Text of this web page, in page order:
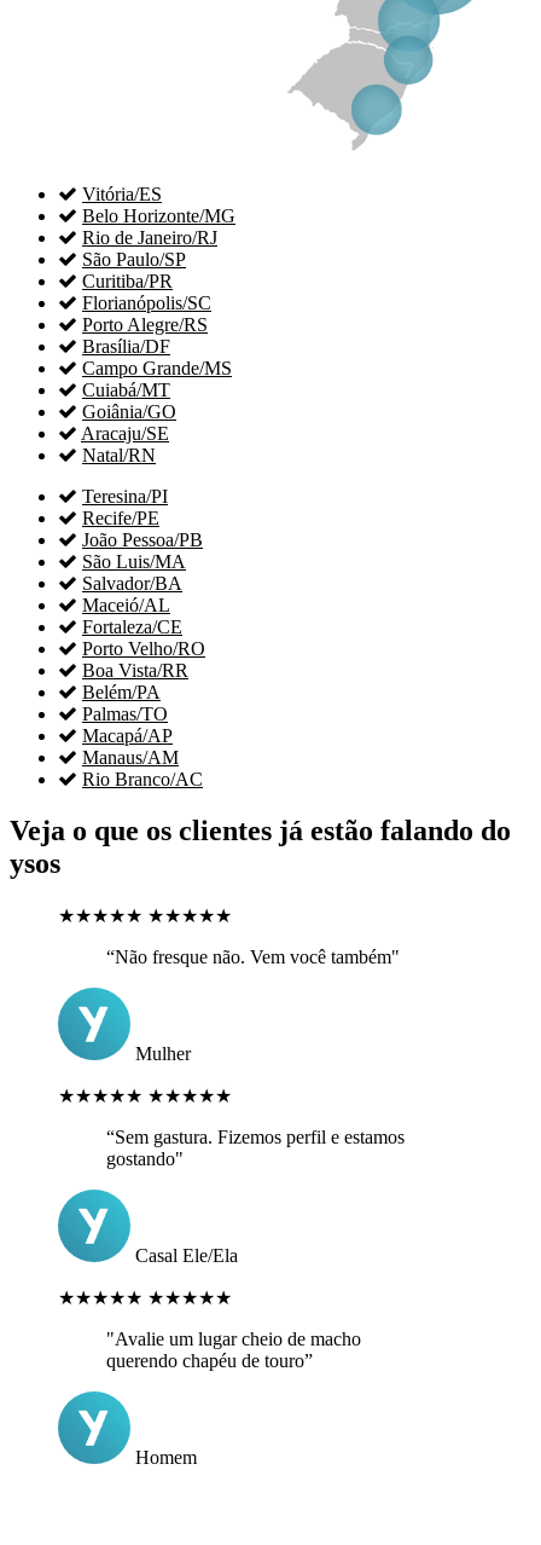
 Vitória/ES
 Belo Horizonte/MG
 Rio de Janeiro/RJ
 São Paulo/SP
 Curitiba/PR
 Florianópolis/SC
 Porto Alegre/RS
 Brasília/DF
 Campo Grande/MS
 Cuiabá/MT
 Goiânia/GO
 Aracaju/SE
 Natal/RN
 Teresina/PI
 Recife/PE
 João Pessoa/PB
 São Luis/MA
 Salvador/BA
 Maceió/AL
 Fortaleza/CE
 Porto Velho/RO
 Boa Vista/RR
 Belém/PA
 Palmas/TO
 Macapá/AP
 Manaus/AM
 Rio Branco/AC
Veja o que os clientes já estão falando do
ysos
★★★★★ ★★★★★
“Não fresque não. Vem você também"
Mulher
★★★★★ ★★★★★
“Sem gastura. Fizemos perfil e estamos
gostando"
Casal Ele/Ela
★★★★★ ★★★★★
"Avalie um lugar cheio de macho
querendo chapéu de touro”
Homem